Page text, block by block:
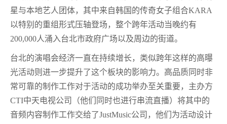
星与本地艺人团体，其中来自韩国的传奇女子组合KARA
以特别的重组形式压轴登场，整个跨年活动当晚约有
200,000人涌入台北市政府广场以及周边的街道。
台北的演唱会经济一直在持续增长，类似跨年这样的高曝
光活动则进一步提升了这个板块的影响力。高品质同时非
常可靠的制作工作对于活动的成功举办至关重要，主办方
CTI中天电视公司（他们同时也进行串流直播）将其中的
音频内容制作工作交给了JustMusic公司，他们为活动设计